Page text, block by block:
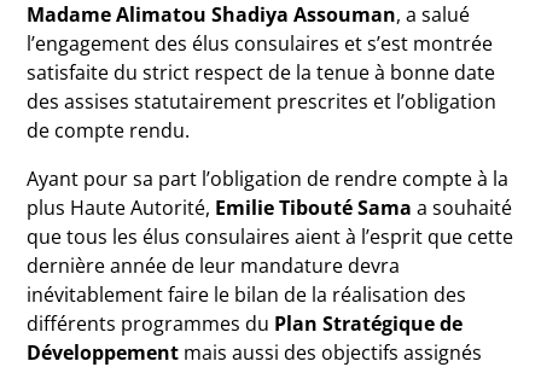
Madame Alimatou Shadiya Assouman, a salué
l’engagement des élus consulaires et s’est montrée
satisfaite du strict respect de la tenue à bonne date
des assises statutairement prescrites et l’obligation
de compte rendu.
Ayant pour sa part l’obligation de rendre compte à la
plus Haute Autorité, Emilie Tibouté Sama a souhaité
que tous les élus consulaires aient à l’esprit que cette
dernière année de leur mandature devra
inévitablement faire le bilan de la réalisation des
différents programmes du Plan Stratégique de
Développement mais aussi des objectifs assignés